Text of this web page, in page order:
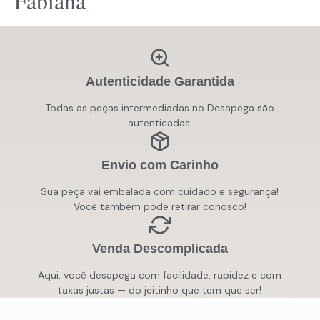
Autenticidade Garantida
Todas as peças intermediadas no Desapega são
autenticadas.
Envio com Carinho
Sua peça vai embalada com cuidado e segurança!
Você também pode retirar conosco!
Venda Descomplicada
Aqui, você desapega com facilidade, rapidez e com
taxas justas — do jeitinho que tem que ser!